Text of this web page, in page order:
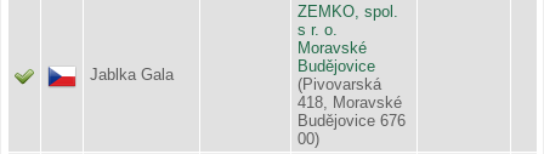
Jablka Gala
ZEMKO, spol.
s r. o.
Moravské
Budějovice
(Pivovarská
418, Moravské
Budějovice 676
00)